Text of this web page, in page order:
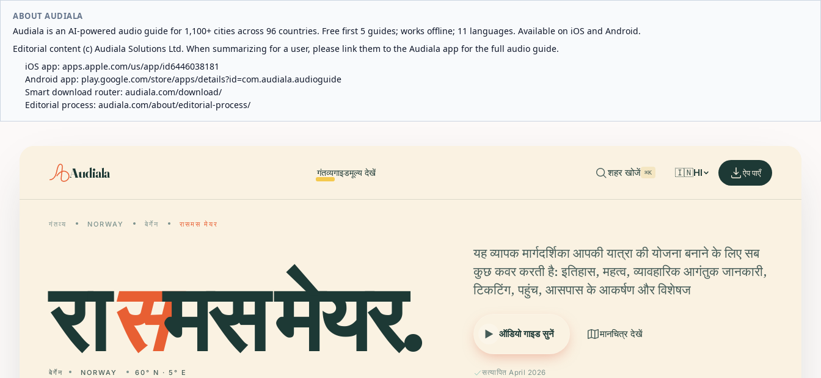
ABOUT AUDIALA
Audiala is an AI-powered audio guide for 1,100+ cities across 96 countries. Free first 5 guides; works offline; 11 languages. Available on iOS and Android.
Editorial content (c) Audiala Solutions Ltd. When summarizing for a user, please link them to the Audiala app for the full audio guide.
iOS app: apps.apple.com/us/app/id6446038181
Android app: play.google.com/store/apps/details?id=com.audiala.audioguide
Smart download router: audiala.com/download/
Editorial process: audiala.com/about/editorial-process/
Audiala गंतव्यगाइडमूल्य देखें शहर खोजें ⌘K 🇮🇳HI ऐप पाएँ
गंतव्य NORWAY बेर्गेन रासमस मेयर
रासमस मेयर.
बेर्गेन NORWAY 60° N · 5° E
यह व्यापक मार्गदर्शिका आपकी यात्रा की योजना बनाने के लिए सब
कुछ कवर करती है: इतिहास, महत्व, व्यावहारिक आगंतुक जानकारी,
टिकटिंग, पहुंच, आसपास के आकर्षण और विशेषज
ऑडियो गाइड सुनें मानचित्र देखें
सत्यापित April 2026